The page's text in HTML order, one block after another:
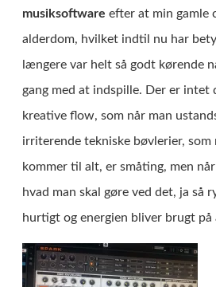
musiksoftware efter at min gamle
alderdom, hvilket indtil nu har
længere var helt så godt kørende
gang med at indspille. Der er intet
kreative flow, som når man
irriterende tekniske bøvlerier, som
kommer til alt, er småting, men
hvad man skal gøre ved det, ja så
hurtigt og energien bliver brugt